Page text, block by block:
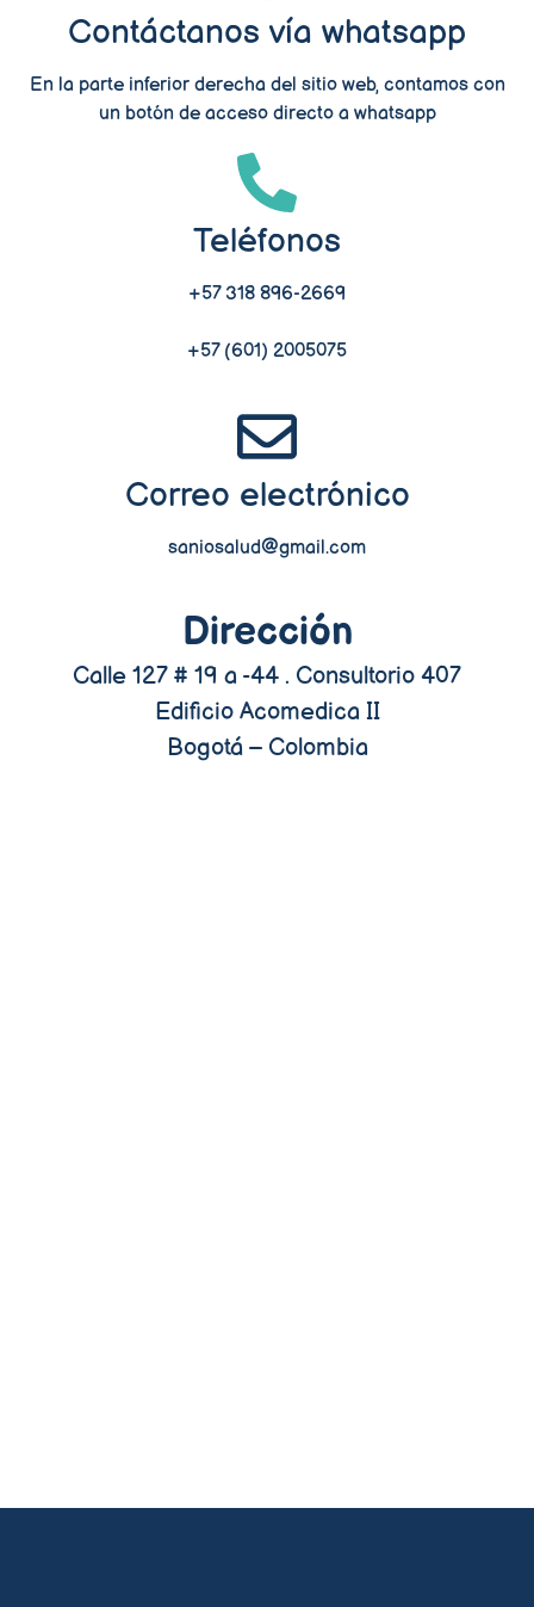
Contáctanos vía whatsapp
En la parte inferior derecha del sitio web, contamos con
un botón de acceso directo a whatsapp
Teléfonos
+57 318 896-2669
+57 (601) 2005075
Correo electrónico
saniosalud@gmail.com
Dirección
Calle 127 # 19 a -44 . Consultorio 407
Edificio Acomedica II
Bogotá – Colombia